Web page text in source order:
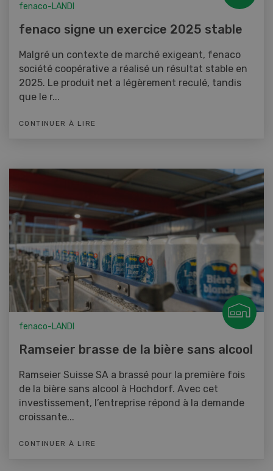
fenaco-LANDI
fenaco signe un exercice 2025 stable
Malgré un contexte de marché exigeant, fenaco
société coopérative a réalisé un résultat stable en
2025. Le produit net a légèrement reculé, tandis
que le r...
CONTINUER À LIRE
fenaco-LANDI
Ramseier brasse de la bière sans alcool
Ramseier Suisse SA a brassé pour la première fois
de la bière sans alcool à Hochdorf. Avec cet
investissement, l’entreprise répond à la demande
croissante...
CONTINUER À LIRE